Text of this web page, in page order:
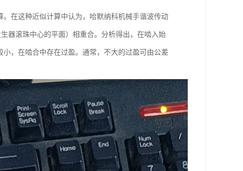
在这种近似计算中认为，哈默纳科机械手谐波传动
器滚珠中心的平面）相重合。分析得出，在啮入始
，在啮合中存在过盈。通常，不大的过盈可由公差